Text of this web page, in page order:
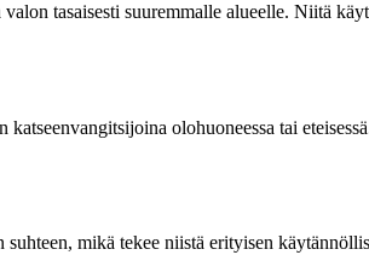
tasaisesti suuremmalle alueelle. Niitä
olohuoneessa tai
mikä tekee niistä erityisen